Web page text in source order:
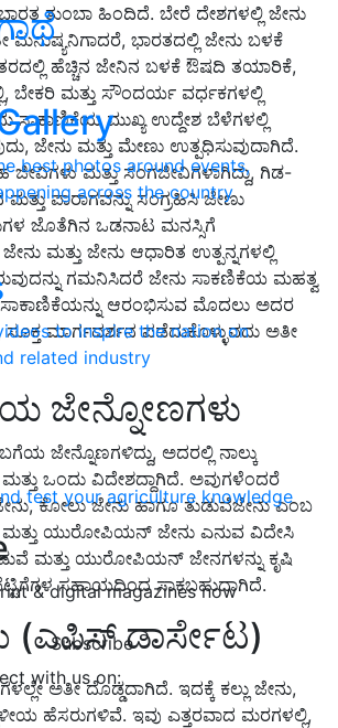
best photos around events,
across the country
to inspire the nation on
related industry
test your agriculture knowledge
& digital magazines now
Subscribe
with us on:
ತುಂಬಾ ಹಿಂದಿದೆ. ಬೇರೆ ದೇಶಗಳಲ್ಲಿ ಜೇನು
ಮನುಷ್ಯನಿಗಾದರೆ, ಭಾರತದಲ್ಲಿ ಜೇನು ಬಳಕೆ
ಹೆಚ್ಚಿನ ಜೇನಿನ ಬಳಕೆ ಔಷದಿ ತಯಾರಿಕೆ,
ಬೇಕರಿ ಮತ್ತು ಸೌಂದರ್ಯ ವರ್ಧಕಗಳಲ್ಲಿ
ಸಾಕಾಣಿಕೆಯ ಮುಖ್ಯ ಉದ್ದೇಶ ಬೆಳೆಗಳಲ್ಲಿ
ಜೇನು ಮತ್ತು ಮೇಣು ಉತ್ಪಧಿಸುವುದಾಗಿದೆ.
ಜೀವಿಗಳು ಮತ್ತು ಸಂಗಜೀವಿಗಳಾಗಿದ್ದು, ಗಿಡ-
ಪಾರಾಗವನ್ನು ಸಂಗ್ರಹಿಸಿ ಜೇಣು
ಜೊತೆಗಿನ ಒಡನಾಟ ಮನಸ್ಸಿಗೆ
ಮತ್ತು ಜೇನು ಆಧಾರಿತ ಉತ್ಪನ್ನಗಳಲ್ಲಿ
ಗಮನಿಸಿದರೆ ಜೇನು ಸಾಕಣಿಕೆಯ ಮಹತ್ವ
ಸಾಕಾಣಿಕೆಯನ್ನು ಆರಂಭಿಸುವ ಮೊದಲು ಅದರ
ಮಾರ್ಗದರ್ಶನ ಪಡೆದುಕೊಳ್ಳುವದು ಅತೀ
ಜೇನ್ನೋಣಗಳು
ಜೇನ್ನೊಣಗಳಿದ್ದು, ಅದರಲ್ಲಿ ನಾಲ್ಕು
ಒಂದು ವಿದೇಶದ್ದಾಗಿದೆ. ಅವುಗಳೆಂದರೆ
ಕೋಲು ಜೇನು ಹಾಗೂ ತುಡುವೆಜೇನು ಎಂಬ
ಯುರೋಪಿಯನ್ ಜೇನು ಎನುವ ವಿದೇಸಿ
ಮತ್ತು ಯುರೋಪಿಯನ್ ಜೇನಗಳನ್ನು ಕೃಷಿ
ಸಹಾಯದಿಂದ ಸಾಕಬಹುದಾಗಿದೆ.
(ಎಪಿಸ್ ಡಾರ್ಸೇಟ)
ಅತೀ ದೊಡ್ಡದಾಗಿದೆ. ಇದಕ್ಕೆ ಕಲ್ಲು ಜೇನು,
ಹೆಸರುಗಳಿವೆ. ಇವು ಎತ್ತರವಾದ ಮರಗಳಲ್ಲಿ,